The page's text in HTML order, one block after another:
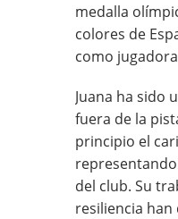
medalla
colores de
como
Juana ha sido
fuera de la
principio el
del club. Su
resiliencia